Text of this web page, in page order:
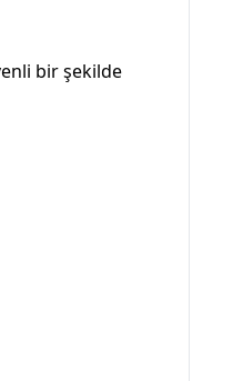
bir şekilde